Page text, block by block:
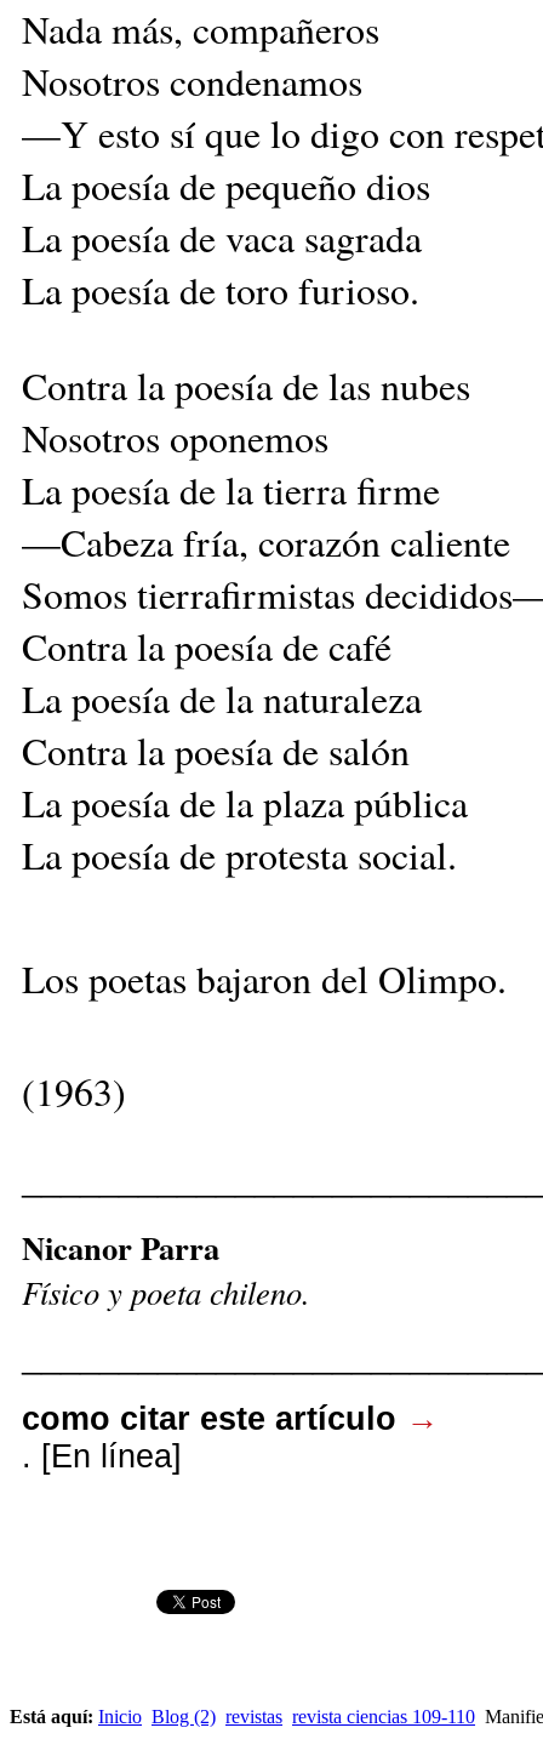
Nada más, compañeros
Nosotros condenamos
—Y esto sí que lo digo con
La poesía de pequeño dios
La poesía de vaca sagrada
La poesía de toro furioso.
Contra la poesía de las nubes
Nosotros oponemos
La poesía de la tierra firme
—Cabeza fría, corazón caliente
Somos tierrafirmistas
Contra la poesía de café
La poesía de la naturaleza
Contra la poesía de salón
La poesía de la plaza pública
La poesía de protesta social.
Los poetas bajaron del Olimpo.
(1963)
Nicanor Parra
Físico y poeta chileno.
como citar este artículo →
. [En línea]
Está aquí: Inicio Blog (2) revistas revista ciencias 109-110